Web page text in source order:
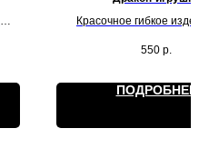
Красочное гибкое
обладателя как
550 р.
ПОДРОБНЕЕ